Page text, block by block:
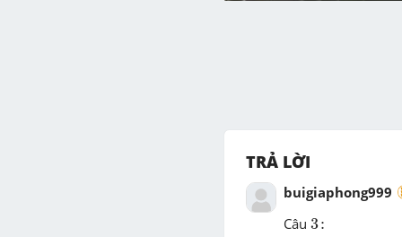
TRẢ LỜI
buigiaphong999
Câu 3:
3: